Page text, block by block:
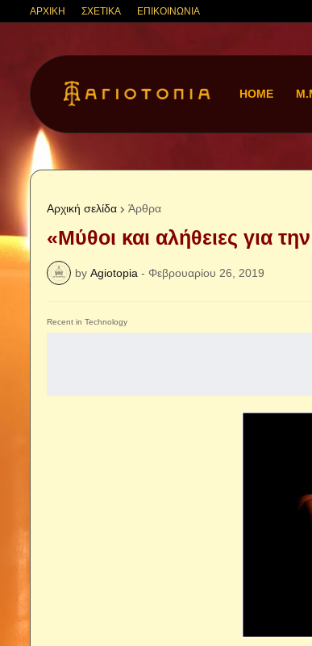
ΑΡΧΙΚΗ ΣΧΕΤΙΚΑ ΕΠΙΚΟΙΝΩΝΙΑ
HOME
Αρχική σελίδα Άρθρα
«Μύθοι και αλήθειες για
by Agiotopia - Φεβρουαρίου 26, 2019
Recent in Technology